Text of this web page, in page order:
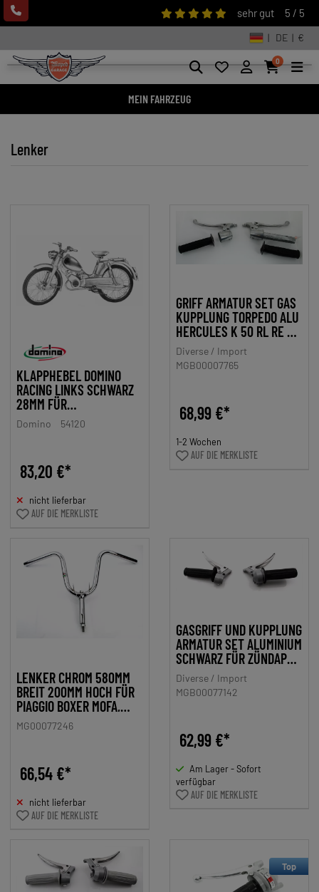
sehr gut 5 / 5
| DE | €
0
MEIN FAHRZEUG
Lenker
KLAPPHEBEL DOMINO
RACING LINKS SCHWARZ
28MM FÜR
KUPPLUNGSZUG
Domino 54120
83,20 €*
nicht lieferbar
AUF DIE MERKLISTE
GRIFF ARMATUR SET GAS
KUPPLUNG TORPEDO ALU
HERCULES K 50 RL RE RX
SX
Diverse / Import
MGB00007765
68,99 €*
1-2 Wochen
AUF DIE MERKLISTE
LENKER CHROM 580MM
BREIT 200MM HOCH FÜR
PIAGGIO BOXER MOFA,
MOPED
MG00077246
66,54 €*
nicht lieferbar
AUF DIE MERKLISTE
GASGRIFF UND KUPPLUNG
ARMATUR SET ALUMINIUM
SCHWARZ FÜR ZÜNDAPP,
KREIDLER, HERCULES,
PUCH, DKW, KTM, MOFA,
MOPED, MOKICK
Diverse / Import
MGB00077142
62,99 €*
Am Lager - Sofort
verfügbar
AUF DIE MERKLISTE
Top